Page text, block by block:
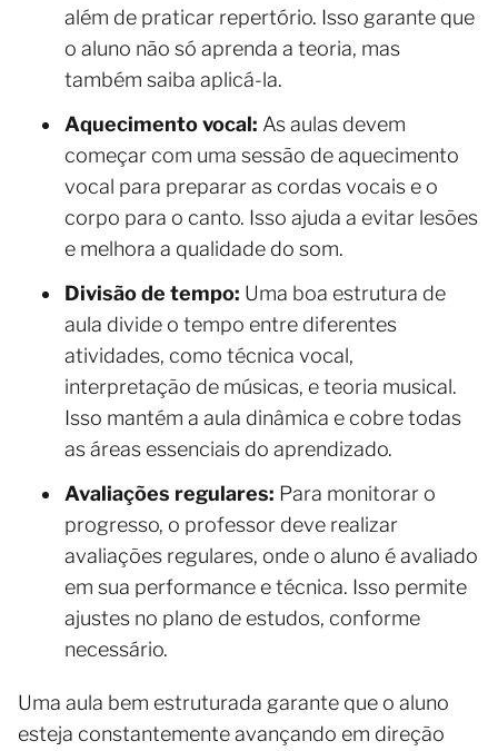
além de praticar repertório. Isso garante que
o aluno não só aprenda a teoria, mas
também saiba aplicá-la.
Aquecimento vocal: As aulas devem
começar com uma sessão de aquecimento
vocal para preparar as cordas vocais e o
corpo para o canto. Isso ajuda a evitar lesões
e melhora a qualidade do som.
Divisão de tempo: Uma boa estrutura de
aula divide o tempo entre diferentes
atividades, como técnica vocal,
interpretação de músicas, e teoria musical.
Isso mantém a aula dinâmica e cobre todas
as áreas essenciais do aprendizado.
Avaliações regulares: Para monitorar o
progresso, o professor deve realizar
avaliações regulares, onde o aluno é avaliado
em sua performance e técnica. Isso permite
ajustes no plano de estudos, conforme
necessário.
Uma aula bem estruturada garante que o aluno
esteja constantemente avançando em direção